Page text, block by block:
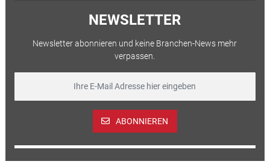
NEWSLETTER
Newsletter abonnieren und keine Branchen-News mehr
verpassen.
ABONNIEREN